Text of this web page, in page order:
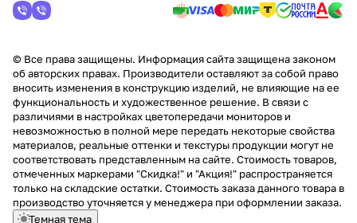
© Все права защищены. Информация сайта защищена законом
об авторских правах. Производители оставляют за собой право
вносить изменения в конструкцию изделий, не влияющие на ее
функциональность и художественное решение. В связи с
различиями в настройках цветопередачи мониторов и
невозможностью в полной мере передать некоторые свойства
материалов, реальные оттенки и текстуры продукции могут не
соответствовать представленным на сайте. Стоимость товаров,
отмеченных маркерами "Скидка!" и "Акция!" распространяется
только на складские остатки. Стоимость заказа данного товара в
производство уточняется у менеджера при оформлении заказа.
Темная тема